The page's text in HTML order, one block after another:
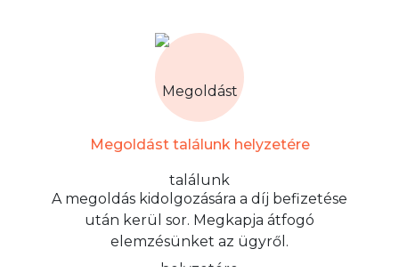
Megoldást találunk helyzetére
A megoldás kidolgozására a díj befizetése
után kerül sor. Megkapja átfogó
elemzésünket az ügyről.